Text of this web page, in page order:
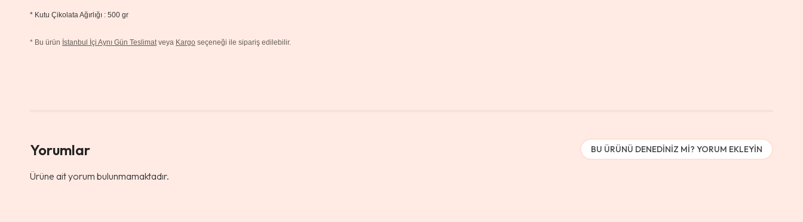
* Kutu Çikolata Ağırlığı : 500 gr
* Bu ürün İstanbul İçi Aynı Gün Teslimatveya Kargo seçeneği ile sipariş edilebilir.
Yorumlar BU ÜRÜNÜ DENEDINIZ MI? YORUM EKLEYIN
Ürüne ait yorum bulunmamaktadır.